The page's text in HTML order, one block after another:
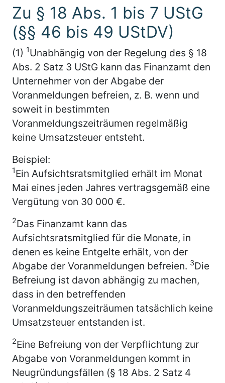
Zu § 18 Abs. 1 bis 7 UStG
(§§ 46 bis 49 UStDV)
(1) 1Unabhängig von der Regelung des § 18
Abs. 2 Satz 3 UStG kann das Finanzamt den
Unternehmer von der Abgabe der
Voranmeldungen befreien, z. B. wenn und
soweit in bestimmten
Voranmeldungszeiträumen regelmäßig
keine Umsatzsteuer entsteht.
Beispiel:
1Ein Aufsichtsratsmitglied erhält im Monat
Mai eines jeden Jahres vertragsgemäß eine
Vergütung von 30 000 €.
2Das Finanzamt kann das
Aufsichtsratsmitglied für die Monate, in
denen es keine Entgelte erhält, von der
Abgabe der Voranmeldungen befreien. 3Die
Befreiung ist davon abhängig zu machen,
dass in den betreffenden
Voranmeldungszeiträumen tatsächlich keine
Umsatzsteuer entstanden ist.
2Eine Befreiung von der Verpflichtung zur
Abgabe von Voranmeldungen kommt in
Neugründungsfällen (§ 18 Abs. 2 Satz 4